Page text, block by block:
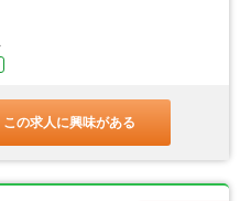
この求人に興味がある